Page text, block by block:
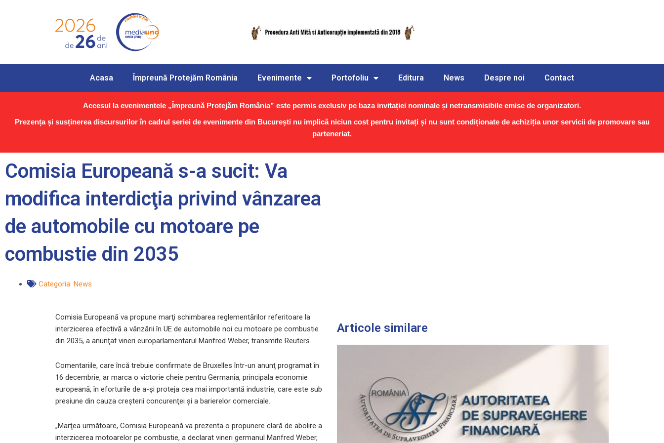
Acasa Împreună Protejăm România Evenimente Portofoliu Editura News Despre noi Contact
Accesul la evenimentele „Împreună Protejăm România” este permis exclusiv pe baza invitației nominale și netransmisibile emise de organizatori.
Prezența și susținerea discursurilor în cadrul seriei de evenimente din București nu implică niciun cost pentru invitați și nu sunt condiționate de achiziția unor servicii de promovare sau
parteneriat.
Comisia Europeană s-a sucit: Va
modifica interdicţia privind vânzarea
de automobile cu motoare pe
combustie din 2035
Categoria: News
Comisia Europeană va propune marţi schimbarea reglementărilor referitoare la
interzicerea efectivă a vânzării în UE de automobile noi cu motoare pe combustie
din 2035, a anunţat vineri europarlamentarul Manfred Weber, transmite Reuters.
Comentariile, care încă trebuie confirmate de Bruxelles într-un anunţ programat în
16 decembrie, ar marca o victorie cheie pentru Germania, principala economie
europeană, în eforturile de a-şi proteja cea mai importantă industrie, care este sub
presiune din cauza creşterii concurenţei şi a barierelor comerciale.
„Marţea următoare, Comisia Europeană va prezenta o propunere clară de abolire a
interzicerea motoarelor pe combustie, a declarat vineri germanul Manfred Weber,
Articole similare